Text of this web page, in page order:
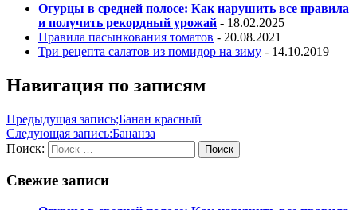
Огурцы в средней полосе: Как нарушить все правила
и получить рекордный урожай - 18.02.2025
Правила пасынкования томатов - 20.08.2021
Три рецепта салатов из помидор на зиму - 14.10.2019
Навигация по записям
Предыдущая запись;Банан красный
Следующая запись:Бананза
Поиск:
Поиск
Свежие записи